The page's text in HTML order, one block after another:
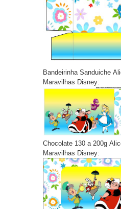
Bandeirinha Sanduiche
Maravilhas Disney:
Chocolate 130 a 200g
Maravilhas Disney: